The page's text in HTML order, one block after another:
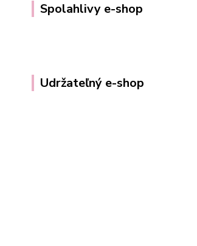
Spolahlivy e-shop
Udržateľný e-shop